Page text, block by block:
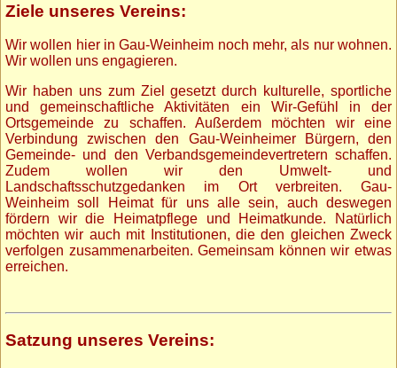
Ziele unseres Vereins:
Wir wollen hier in Gau-Weinheim noch mehr, als nur wohnen.
Wir wollen uns engagieren.
Wir haben uns zum Ziel gesetzt durch kulturelle, sportliche
und gemeinschaftliche Aktivitäten ein Wir-Gefühl in der
Ortsgemeinde zu schaffen. Außerdem möchten wir eine
Verbindung zwischen den Gau-Weinheimer Bürgern, den
Gemeinde- und den Verbandsgemeindevertretern schaffen.
Zudem wollen wir den Umwelt- und
Landschaftsschutzgedanken im Ort verbreiten. Gau-
Weinheim soll Heimat für uns alle sein, auch deswegen
fördern wir die Heimatpflege und Heimatkunde. Natürlich
möchten wir auch mit Institutionen, die den gleichen Zweck
verfolgen zusammenarbeiten. Gemeinsam können wir etwas
erreichen.
Satzung unseres Vereins: